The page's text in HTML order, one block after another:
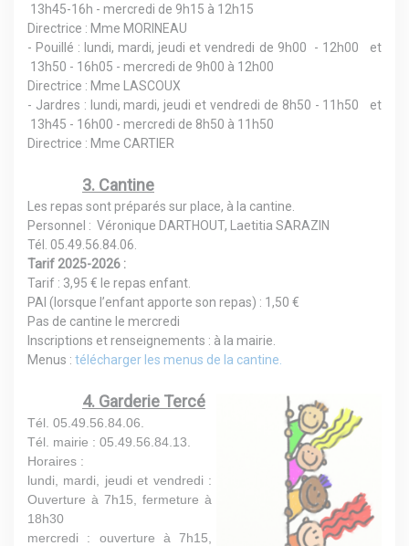
13h45-16h - mercredi de 9h15 à 12h15
Directrice : Mme MORINEAU
- Pouillé : lundi, mardi, jeudi et vendredi de 9h00 - 12h00 et
13h50 - 16h05 - mercredi de 9h00 à 12h00
Directrice : Mme LASCOUX
- Jardres : lundi, mardi, jeudi et vendredi de 8h50 - 11h50 et
13h45 - 16h00 - mercredi de 8h50 à 11h50
Directrice : Mme CARTIER
3. Cantine
Les repas sont préparés sur place, à la cantine.
Personnel : Véronique DARTHOUT, Laetitia SARAZIN
Tél. 05.49.56.84.06.
Tarif 2025-2026 :
Tarif : 3,95 € le repas enfant.
PAI (lorsque l’enfant apporte son repas) : 1,50 €
Pas de cantine le mercredi
Inscriptions et renseignements : à la mairie.
Menus : télécharger les menus de la cantine.
4. Garderie Tercé
Tél. 05.49.56.84.06.
Tél. mairie : 05.49.56.84.13.
Horaires :
lundi, mardi, jeudi et vendredi :
Ouverture à 7h15, fermeture à
18h30
mercredi : ouverture à 7h15,